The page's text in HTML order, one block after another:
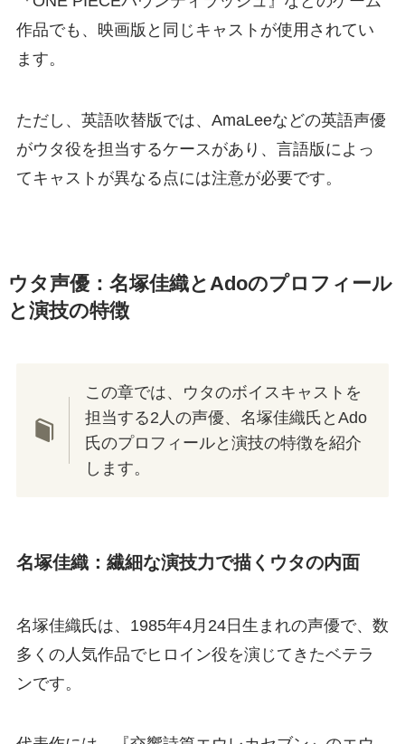
作品でも、映画版と同じキャストが使用されてい
ます。
ただし、英語吹替版では、AmaLeeなどの英語声優
がウタ役を担当するケースがあり、言語版によっ
てキャストが異なる点には注意が必要です。
ウタ声優：名塚佳織とAdoのプロフィール
と演技の特徴
この章では、ウタのボイスキャストを
担当する2人の声優、名塚佳織氏とAdo
氏のプロフィールと演技の特徴を紹介
します。
名塚佳織：繊細な演技力で描くウタの内面
名塚佳織氏は、1985年4月24日生まれの声優で、数
多くの人気作品でヒロイン役を演じてきたベテラ
ンです。